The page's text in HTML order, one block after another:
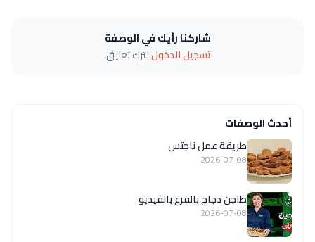
شاركنا رأيك في الوصفة
تسجيل الدخوللترك تعليق.
أحدث الوصفات
طريقة عمل ناجتس
2026-07-08
طاجن دجاج بالقرع بالفيديو
2026-07-08